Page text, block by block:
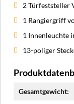
2 Türfeststeller
1 Rangiergriff
1 Innenleuchte
13-poliger
Informationen